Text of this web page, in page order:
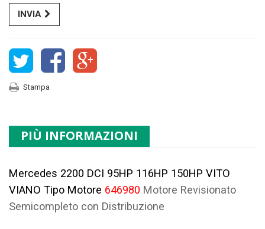
INVIA
Stampa
PIÙ INFORMAZIONI
Mercedes 2200 DCI 95HP 116HP 150HP VITO
VIANO Tipo Motore 646980 Motore Revisionato
Semicompleto con Distribuzione